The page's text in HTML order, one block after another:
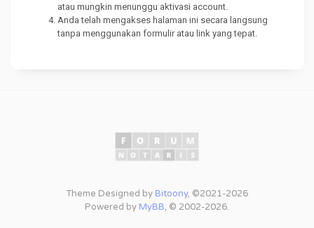
atau mungkin menunggu aktivasi account.
Anda telah mengakses halaman ini secara langsung
tanpa menggunakan formulir atau link yang tepat.
Theme Designed by Bitoony, ©2021-2026
Powered by MyBB, © 2002-2026.